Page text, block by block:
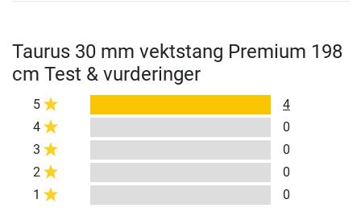
Taurus 30 mm vektstang Premium 198
cm Test & vurderinger
5
4
4
0
3
0
2
0
1
0